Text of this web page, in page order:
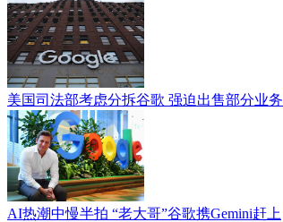
美国司法部考虑分拆谷歌 强迫出售部分业务
AI热潮中慢半拍 “老大哥”谷歌携Gemini赶上